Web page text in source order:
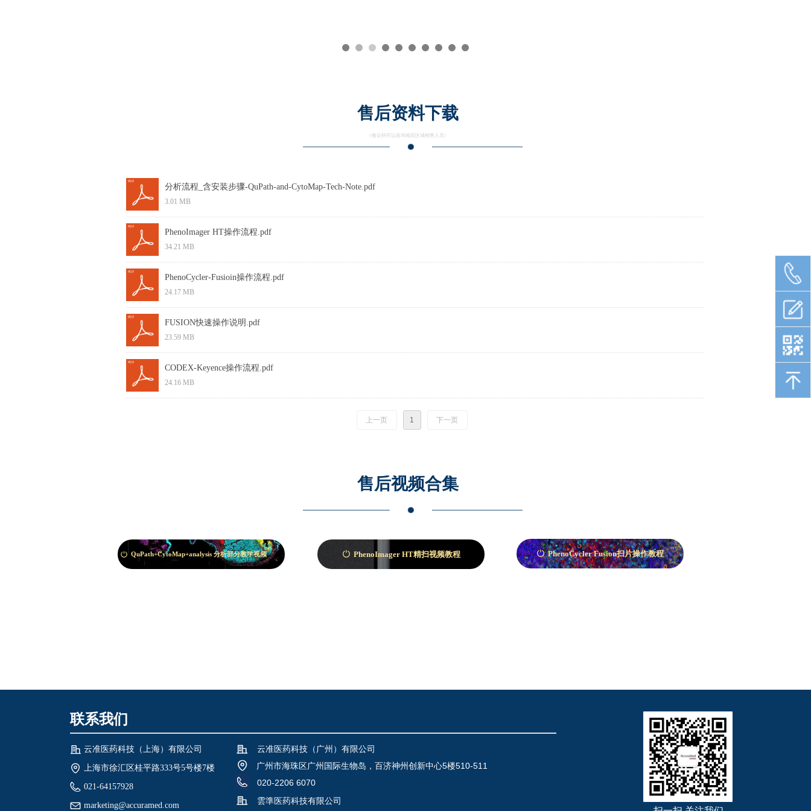
售后资料下载
（验证码可以咨询相应区域销售人员）
分析流程_含安装步骤-QuPath-and-CytoMap-Tech-Note.pdf
3.01 MB
PhenoImager HT操作流程.pdf
34.21 MB
PhenoCycler-Fusioin操作流程.pdf
24.17 MB
FUSION快速操作说明.pdf
23.59 MB
CODEX-Keyence操作流程.pdf
24.16 MB
上一页 1 下一页
ꀑ PhenoImager HT精扫视频教程
ꀑ QuPath+CytoMap+analysis 分析部分教学视频
售后视频合集
ꀑ PhenoCycler Fusion扫片操作教程
联系我们
云准医药科技（上海）有限公司
上海市徐汇区桂平路333号5号楼7楼
021-64157928
marketing@accuramed.com
云准医药科技（广州）有限公司
广州市海珠区广州国际生物岛，百济神州创新中心5楼510-511
020-2206 6070
雲準医药科技有限公司